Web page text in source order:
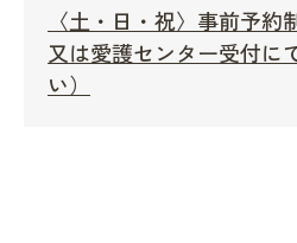
〈土・日・祝〉事前予
又は愛護センター受付に
い）